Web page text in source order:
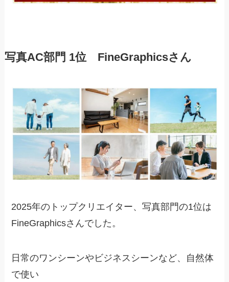
写真AC部門 1位 FineGraphicsさん
2025年のトップクリエイター、写真部門の1位は
FineGraphicsさんでした。
日常のワンシーンやビジネスシーンなど、自然体
で使い